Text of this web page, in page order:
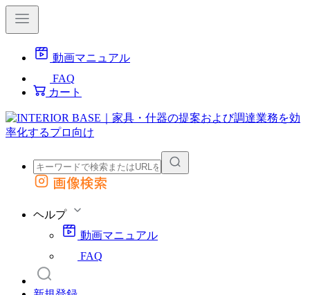
動画マニュアル
FAQ
カート
外部サイトの商品をカートに追加
画像検索
ヘルプ
動画マニュアル
FAQ